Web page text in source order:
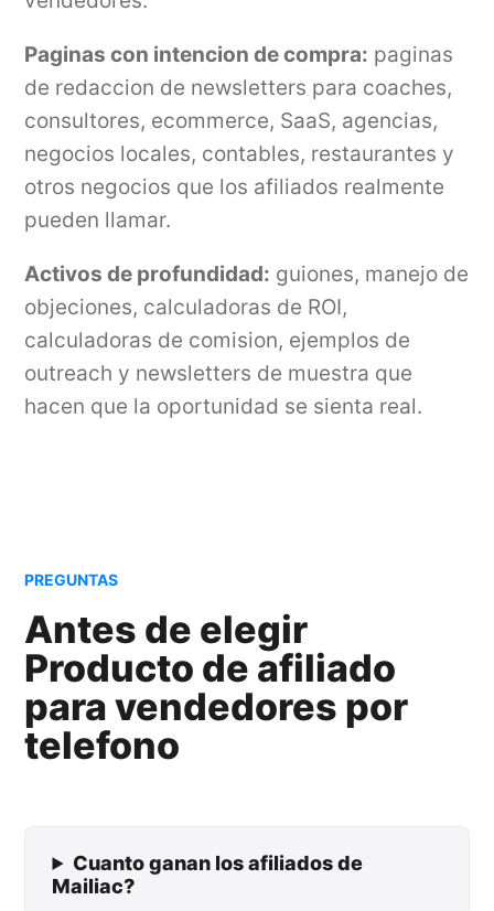
Paginas con intencion de compra: paginas
de redaccion de newsletters para coaches,
consultores, ecommerce, SaaS, agencias,
negocios locales, contables, restaurantes y
otros negocios que los afiliados realmente
pueden llamar.
Activos de profundidad: guiones, manejo de
objeciones, calculadoras de ROI,
calculadoras de comision, ejemplos de
outreach y newsletters de muestra que
hacen que la oportunidad se sienta real.
PREGUNTAS
Antes de elegir
Producto de afiliado
para vendedores por
telefono
Cuanto ganan los afiliados de
Mailiac?